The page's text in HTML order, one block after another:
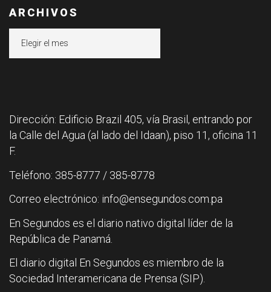
ARCHIVOS
Dirección: Edificio Brazil 405, vía Brasil, entrando por
la Calle del Agua (al lado del Idaan), piso 11, oficina 11
F.
Teléfono: 385-8777 / 385-8778
Correo electrónico: info@ensegundos.com.pa
En Segundos es el diario nativo digital líder de la
República de Panamá.
El diario digital En Segundos es miembro de la
Sociedad Interamericana de Prensa (SIP).